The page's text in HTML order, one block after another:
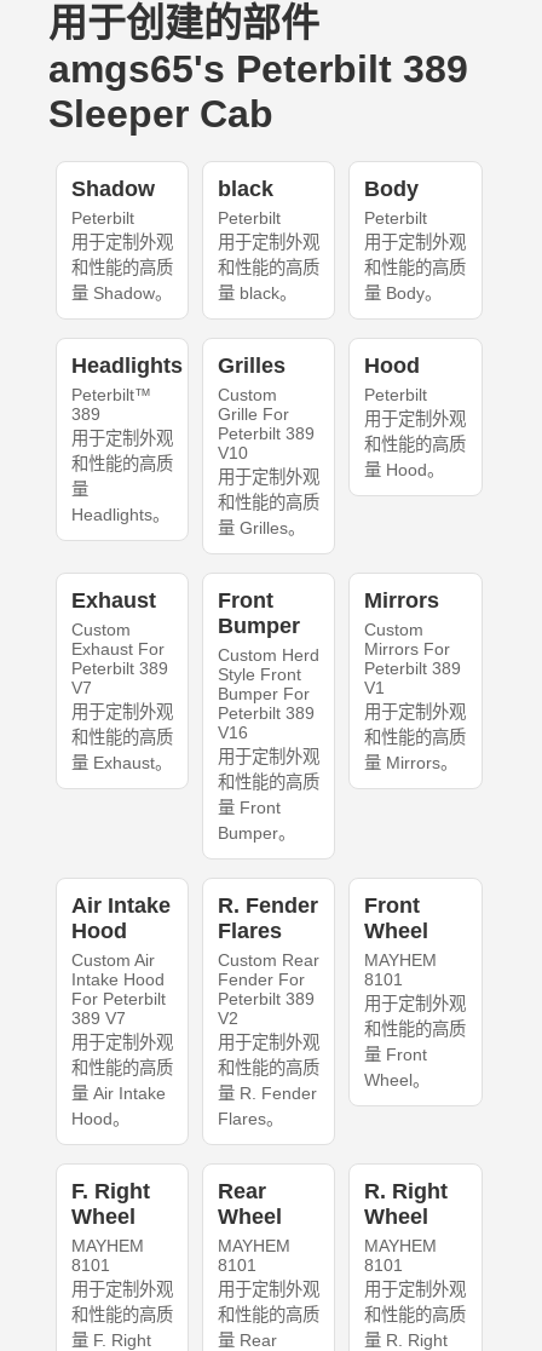
用于创建的部件
amgs65's Peterbilt 389
Sleeper Cab
Shadow
Peterbilt
用于定制外观
和性能的高质
量 Shadow。
black
Peterbilt
用于定制外观
和性能的高质
量 black。
Body
Peterbilt
用于定制外观
和性能的高质
量 Body。
Headlights
Peterbilt™
389
用于定制外观
和性能的高质
量
Headlights。
Grilles
Custom
Grille For
Peterbilt 389
V10
用于定制外观
和性能的高质
量 Grilles。
Hood
Peterbilt
用于定制外观
和性能的高质
量 Hood。
Exhaust
Custom
Exhaust For
Peterbilt 389
V7
用于定制外观
和性能的高质
量 Exhaust。
Front
Bumper
Custom Herd
Style Front
Bumper For
Peterbilt 389
V16
用于定制外观
和性能的高质
量 Front
Bumper。
Mirrors
Custom
Mirrors For
Peterbilt 389
V1
用于定制外观
和性能的高质
量 Mirrors。
Air Intake
Hood
Custom Air
Intake Hood
For Peterbilt
389 V7
用于定制外观
和性能的高质
量 Air Intake
Hood。
R. Fender
Flares
Custom Rear
Fender For
Peterbilt 389
V2
用于定制外观
和性能的高质
量 R. Fender
Flares。
Front
Wheel
MAYHEM
8101
用于定制外观
和性能的高质
量 Front
Wheel。
F. Right
Wheel
MAYHEM
8101
用于定制外观
和性能的高质
量 F. Right
Rear
Wheel
MAYHEM
8101
用于定制外观
和性能的高质
量 Rear
R. Right
Wheel
MAYHEM
8101
用于定制外观
和性能的高质
量 R. Right